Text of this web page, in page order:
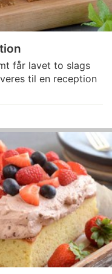
får lavet to slags
til en reception